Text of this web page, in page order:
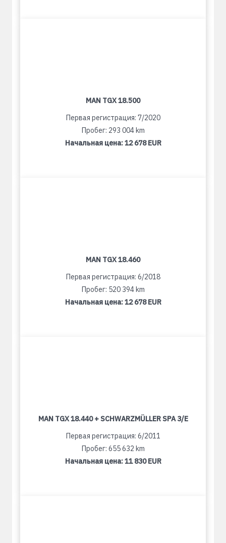
MAN TGX 18.500
Первая регистрация: 7/2020
Пробег: 293 004 km
Начальная цена:12 678 EUR
MAN TGX 18.460
Первая регистрация: 6/2018
Пробег: 520 394 km
Начальная цена:12 678 EUR
MAN TGX 18.440 + SCHWARZMÜLLER SPA 3/E
Первая регистрация: 6/2011
Пробег: 655 632 km
Начальная цена:11 830 EUR